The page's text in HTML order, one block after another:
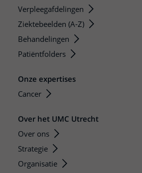
Verpleegafdelingen
Ziektebeelden (A-Z)
Behandelingen
Patiëntfolders
Onze expertises
Cancer
Over het UMC Utrecht
Over ons
Strategie
Organisatie